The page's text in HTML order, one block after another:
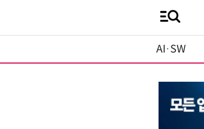
AI·SW